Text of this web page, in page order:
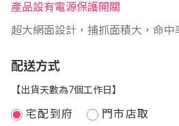
產品設有電源保護開關
超大網面設計，捕抓面積大，命中
配送方式
【出貨天數為7個工作日】
宅配到府 門市店取